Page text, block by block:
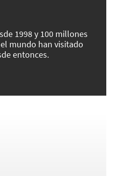
1998 y 100 millones
mundo han visitado
entonces.